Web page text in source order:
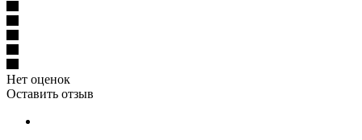
Нет оценок
Оставить отзыв